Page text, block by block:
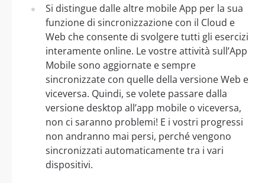
Si distingue dalle altre mobile App per la sua
funzione di sincronizzazione con il Cloud e
Web che consente di svolgere tutti gli esercizi
interamente online. Le vostre attività sull’App
Mobile sono aggiornate e sempre
sincronizzate con quelle della versione Web e
viceversa. Quindi, se volete passare dalla
versione desktop all’app mobile o viceversa,
non ci saranno problemi! E i vostri progressi
non andranno mai persi, perché vengono
sincronizzati automaticamente tra i vari
dispositivi.